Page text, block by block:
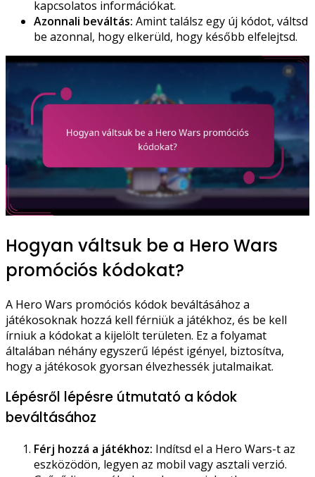
kapcsolatos információkat.
Azonnali beváltás: Amint találsz egy új kódot, váltsd
be azonnal, hogy elkerüld, hogy később elfelejtsd.
Hogyan váltsuk be a Hero Wars
promóciós kódokat?
A Hero Wars promóciós kódok beváltásához a
játékosoknak hozzá kell férniük a játékhoz, és be kell
írniuk a kódokat a kijelölt területen. Ez a folyamat
általában néhány egyszerű lépést igényel, biztosítva,
hogy a játékosok gyorsan élvezhessék jutalmaikat.
Lépésről lépésre útmutató a kódok
beváltásához
Férj hozzá a játékhoz: Indítsd el a Hero Wars-t az
eszközödön, legyen az mobil vagy asztali verzió.